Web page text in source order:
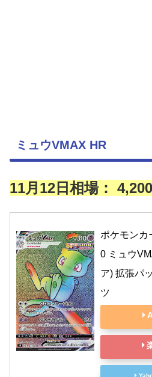
ミュウVMAX HR
11月12日相場：
ポケモンカ
0 ミュウ
ア) 拡張パ
ツ